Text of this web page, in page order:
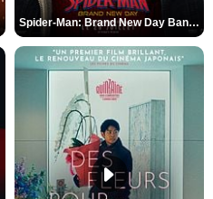
Spider-Man: Brand New Day Bande-annonce VO STFR